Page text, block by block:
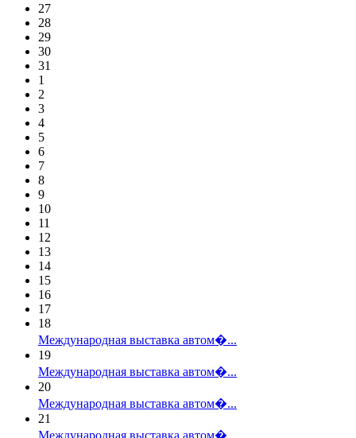
27
28
29
30
31
1
2
3
4
5
6
7
8
9
10
11
12
13
14
15
16
17
18
Международная выставка автом�...
19
Международная выставка автом�...
20
Международная выставка автом�...
21
Международная выставка автом�...